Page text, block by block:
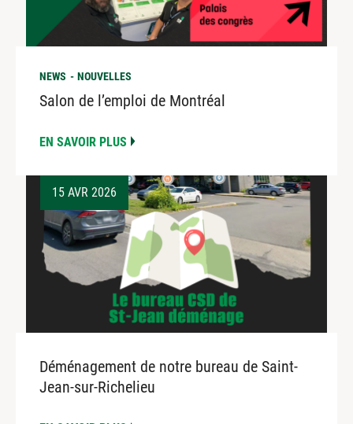
NEWS NOUVELLES
Salon de l’emploi de Montréal
EN SAVOIR PLUS
15 AVR 2026
Déménagement de notre bureau de Saint-
Jean-sur-Richelieu